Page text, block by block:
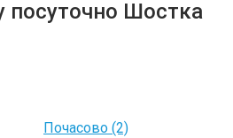
посуточно Шостка
Почасово (2)